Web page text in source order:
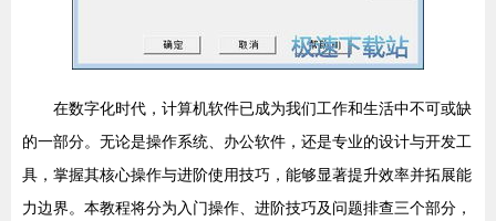
在数字化时代，计算机软件已成为我们工作和生活中不可或缺
的一部分。无论是操作系统、办公软件，还是专业的设计与开发工
具，掌握其核心操作与进阶使用技巧，能够显著提升效率并拓展能
力边界。本教程将分为入门操作、进阶技巧及问题排查三个部分，